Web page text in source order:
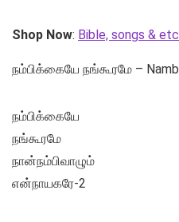
Shop Now: Bible, songs & etc
நம்பிக்கையே நங்கூரமே –
நம்பிக்கையே
நங்கூரமே
நான்நம்பிவாழும்
என்நாயகரே-2